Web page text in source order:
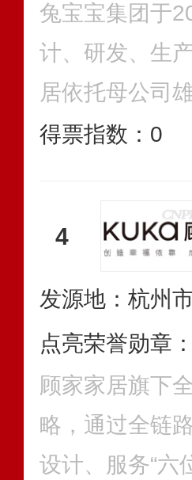
兔宝宝集团于
计、研发、生
居依托母公司
得票指数： 0
4
发源地：杭州
点亮荣誉勋章：
顾家家居旗下
略，通过全链
设计、服务“六